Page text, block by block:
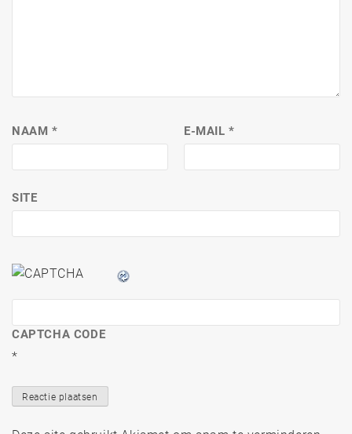
NAAM * E-MAIL*
SITE
CAPTCHA CODE
*